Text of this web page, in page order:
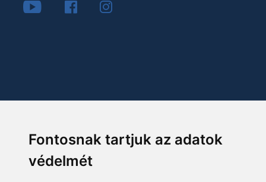
Fontosnak tartjuk az adatok
védelmét